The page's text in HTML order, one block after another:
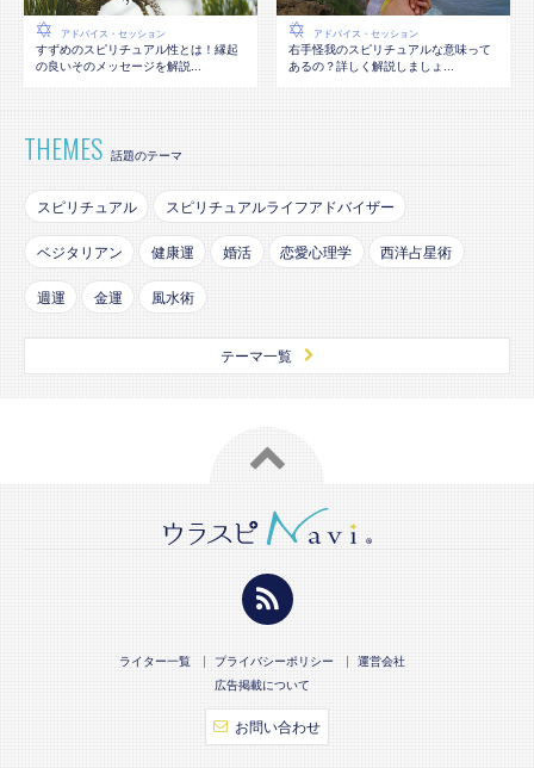
アドバイス・セッション
すずめのスピリチュアル性とは！縁起
の良いそのメッセージを解説...
アドバイス・セッション
右手怪我のスピリチュアルな意味って
あるの？詳しく解説しましょ...
THEMES 話題のテーマ
スピリチュアル スピリチュアルライフアドバイザー
ベジタリアン 健康運 婚活 恋愛心理学 西洋占星術
週運 金運 風水術
テーマ一覧
ライター一覧 プライバシーポリシー
運営会社
広告掲載について
お問い合わせ